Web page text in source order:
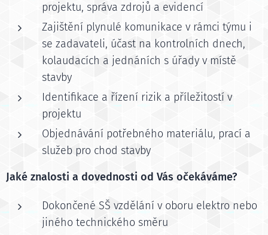
projektu, správa zdrojů a evidencí
Zajištění plynulé komunikace v rámci týmu i
se zadavateli, účast na kontrolních dnech,
kolaudacích a jednáních s úřady v místě
stavby
Identifikace a řízení rizik a příležitostí v
projektu
Objednávání potřebného materiálu, prací a
služeb pro chod stavby
Jaké znalosti a dovednosti od Vás očekáváme?
Dokončené SŠ vzdělání v oboru elektro nebo
jiného technického směru